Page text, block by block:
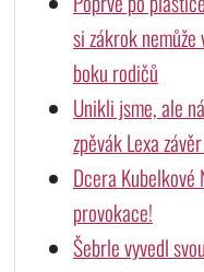
si zákrok
boku rodičů
Unikli jsme, ale
zpěvák Lexa
Dcera Kubelkové
provokace!
Šebrle vyvedl